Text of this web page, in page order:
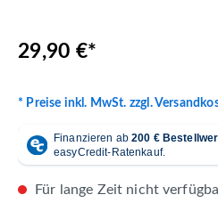
29,90 €*
* Preise inkl. MwSt. zzgl.
Für lange Zeit nicht